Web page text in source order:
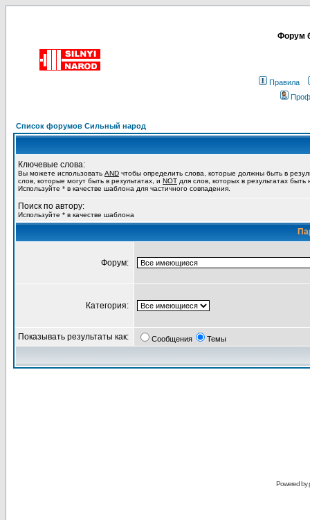
Форум
Правила
Список форумов Сильный народ
Ключевые слова:
Вы можете использовать AND чтобы определить слова, которые должны быть в
слов, которые могут быть в результатах, и NOT для слов, которых в результатах
Используйте * в качестве шаблона для частичного совпадения.
Поиск по автору:
Используйте * в качестве шаблона
Форум:
Категория:
Показывать результаты как: Сообщения Темы
Powered by